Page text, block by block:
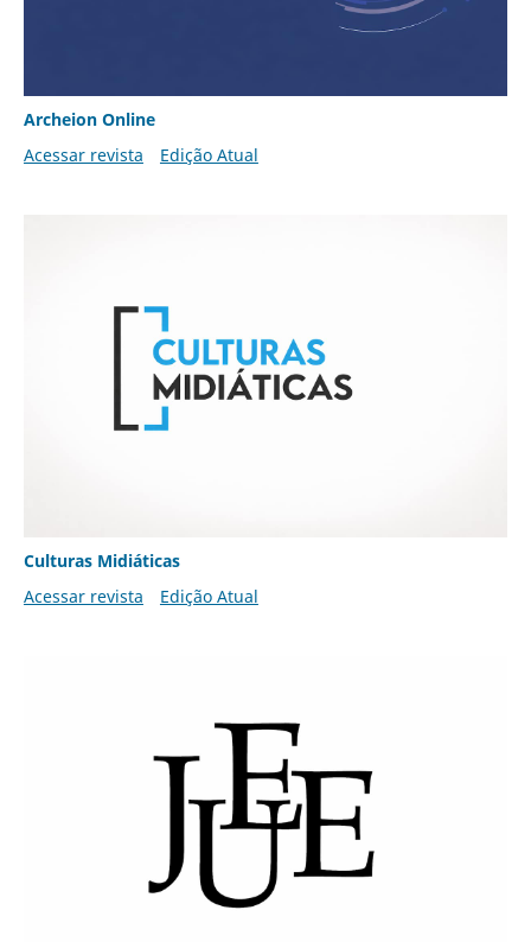
Archeion Online
Acessar revista
Edição Atual
Culturas Midiáticas
Acessar revista
Edição Atual